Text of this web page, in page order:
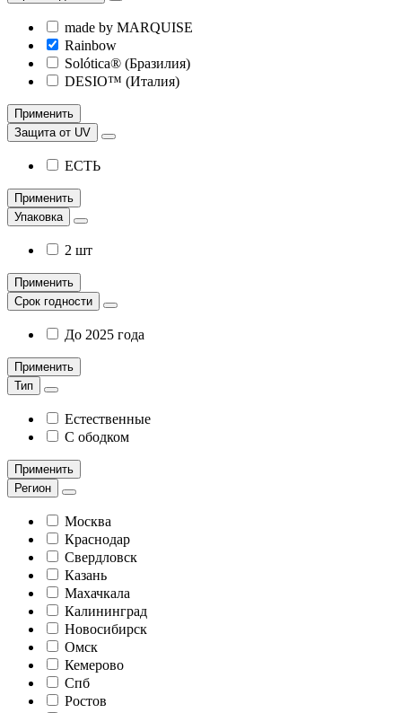
made by MARQUISE
Rainbow
Solótica® (Бразилия)
DESIO™ (Италия)
Применить
Защита от UV
ЕСТЬ
Применить
Упаковка
2 шт
Применить
Срок годности
До 2025 года
Применить
Тип
Естественные
С ободком
Применить
Регион
Москва
Краснодар
Свердловск
Казань
Махачкала
Калининград
Новосибирск
Омск
Кемерово
Спб
Ростов